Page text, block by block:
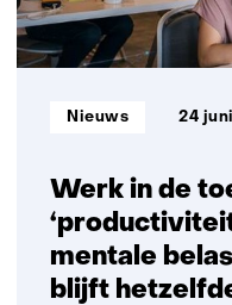
van
fotonische
chips
te
Werk in de
mentale
blijft
Informatietype:
Nieuws 24